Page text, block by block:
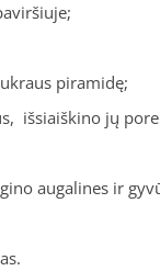
piramidę;
išsiaiškino jų
augalines ir